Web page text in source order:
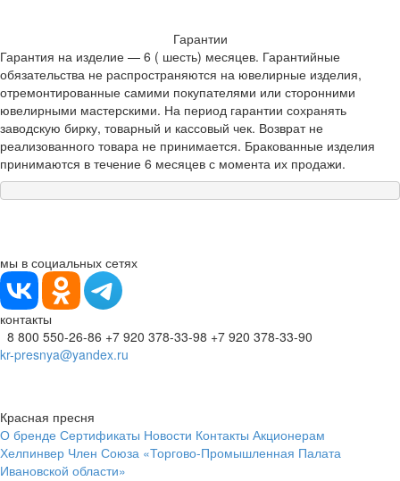
Гарантии
Гарантия на изделие — 6 ( шесть) месяцев. Гарантийные
обязательства не распространяются на ювелирные изделия,
отремонтированные самими покупателями или сторонними
ювелирными мастерскими. На период гарантии сохранять
заводскую бирку, товарный и кассовый чек. Возврат не
реализованного товара не принимается. Бракованные изделия
принимаются в течение 6 месяцев с момента их продажи.
мы в социальных сетях
контакты
8 800 550-26-86 +7 920 378-33-98 +7 920 378-33-90
kr-presnya@yandex.ru
Красная пресня
О бренде Сертификаты Новости Контакты Акционерам
Хелпинвер Член Союза «Торгово-Промышленная Палата
Ивановской области»